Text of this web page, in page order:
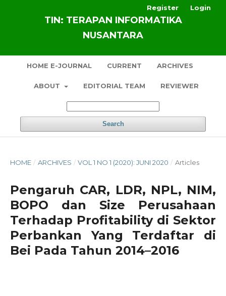
TIN: TERAPAN INFORMATIKA
NUSANTARA
HOME E-JOURNAL CURRENT ARCHIVES
ABOUT EDITORIAL TEAM REVIEWER
Search
Register Login
HOME / ARCHIVES / VOL 1 NO 1 (2020): JUNI 2020 / Articles
Pengaruh CAR, LDR, NPL, NIM,
BOPO dan Size Perusahaan
Terhadap Profitability di Sektor
Perbankan Yang Terdaftar di
Bei Pada Tahun 2014–2016